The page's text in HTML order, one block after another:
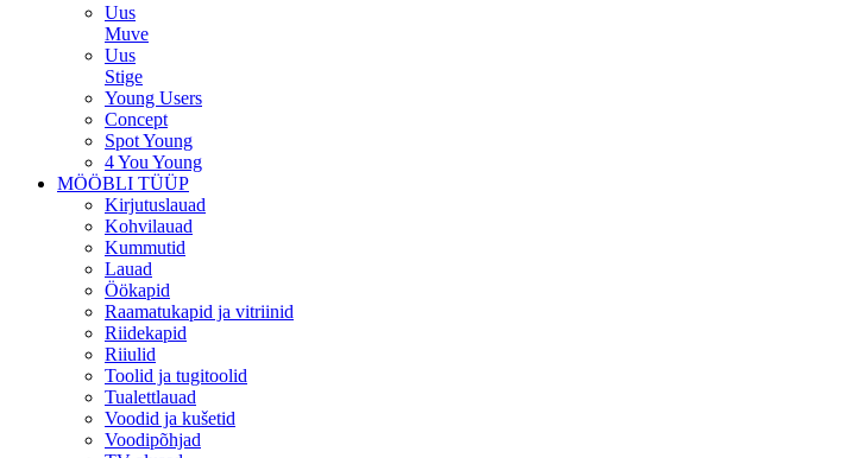
Uus
Muve
Uus
Stige
Young Users
Concept
Spot Young
4 You Young
MÖÖBLI TÜÜP
Kirjutuslauad
Kohvilauad
Kummutid
Lauad
Öökapid
Raamatukapid ja vitriinid
Riidekapid
Riiulid
Toolid ja tugitoolid
Tualettlauad
Voodid ja kušetid
Voodipõhjad